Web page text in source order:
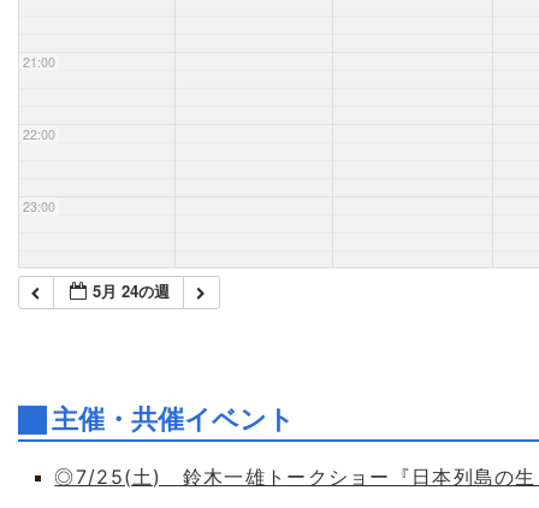
21:00
22:00
23:00
5月 24の週
主催・共催イベント
◎7/25(土) 鈴木一雄トークショー『日本列島の生